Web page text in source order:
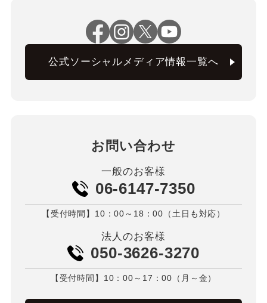
公式ソーシャルメディア情報一覧へ
お問い合わせ
一般のお客様
06-6147-7350
【受付時間】10：00～18：00（土日も対応）
法人のお客様
050-3626-3270
【受付時間】10：00～17：00（月～金）